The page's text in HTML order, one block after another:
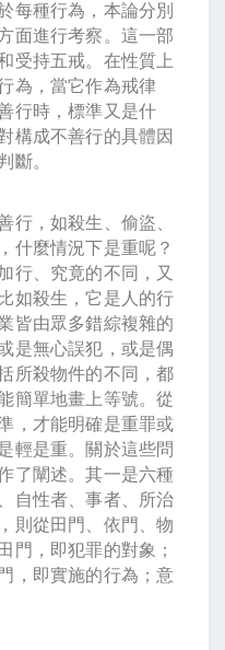
每種行為，本論分別
面進行考察。這一部
受持五戒。在性質上
為，當它作為戒律
行時，標準又是什
構成不善行的具體因
斷。
行，如殺生、偷盜、
什麼情況下是重呢？
行、究竟的不同，又
如殺生，它是人的行
皆由眾多錯綜複雜的
是無心誤犯，或是偶
所殺物件的不同，都
簡單地畫上等號。從
，才能明確是重罪或
輕是重。關於這些問
了闡述。其一是六種
自性者、事者、所治
則從田門、依門、物
門，即犯罪的對象；
，即實施的行為；意